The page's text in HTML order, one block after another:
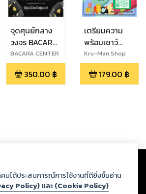
จุดศุนย์กลาง
วงจร BACARA
CENTER
BACARA CENTER
350.00 ฿
เตรียมความ
พร้อมเชาว์
ปัญญา อนุบาล
3 ขึ้น ป.1
Kru-Man Shop
179.00 ฿
หลดผ่านเว็บไซต์และปรากฏว่าละเมิดสิทธิใน
ลอื่นหรือขัดต่อกฎหมายและศีลธรรม ดังนั้น ผู้อ่าน
นการกลั่นกรองด้วยตนเอง และหากท่านพบว่าส่วน
คนได้ประสบการณ์การใช้งานที่ดียิ่งขึ้นอ่าน
Policy) และ (Cookie Policy)